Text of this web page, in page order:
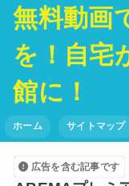
無料動画
を！自宅
館に！
ホーム サイトマップ
広告を含む記事です